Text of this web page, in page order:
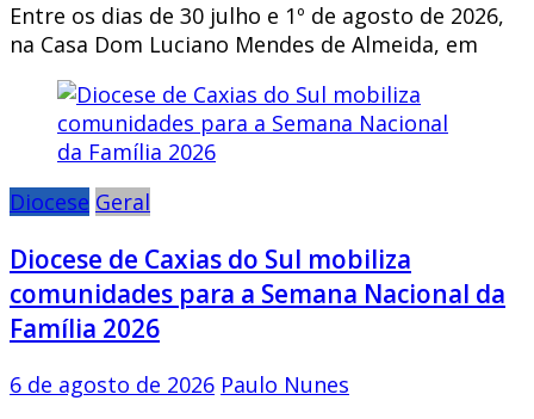
Entre os dias de 30 julho e 1º de agosto de 2026,
na Casa Dom Luciano Mendes de Almeida, em
Diocese Geral
Diocese de Caxias do Sul mobiliza
comunidades para a Semana Nacional da
Família 2026
6 de agosto de 2026 Paulo Nunes